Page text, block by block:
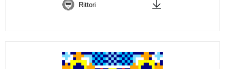
Rittori